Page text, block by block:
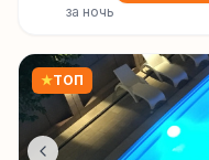
за ночь
★ТОП